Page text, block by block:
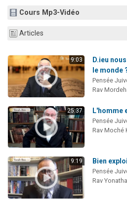
4 personnes viennent de faire un
Cours Mp3-Vidéo
Articles
9:03
D.ieu
le monde
Pensée
Rav
25:37 L'homme
Pensée
Rav Moché
9:19 Bien
Pensée
Rav